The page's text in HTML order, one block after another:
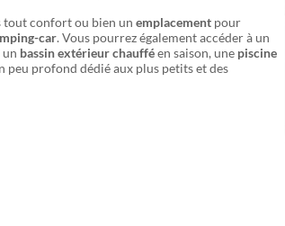
tout confort ou bien unemplacement pour
car. Vous pourrez également accéder à un
bassin extérieur chaufféen saison, une piscine
peu profond dédié aux plus petits et des